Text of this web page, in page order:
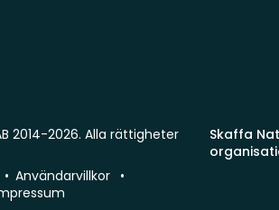
Skaffa
2014-2026. Alla rättigheter
Användarvillkor